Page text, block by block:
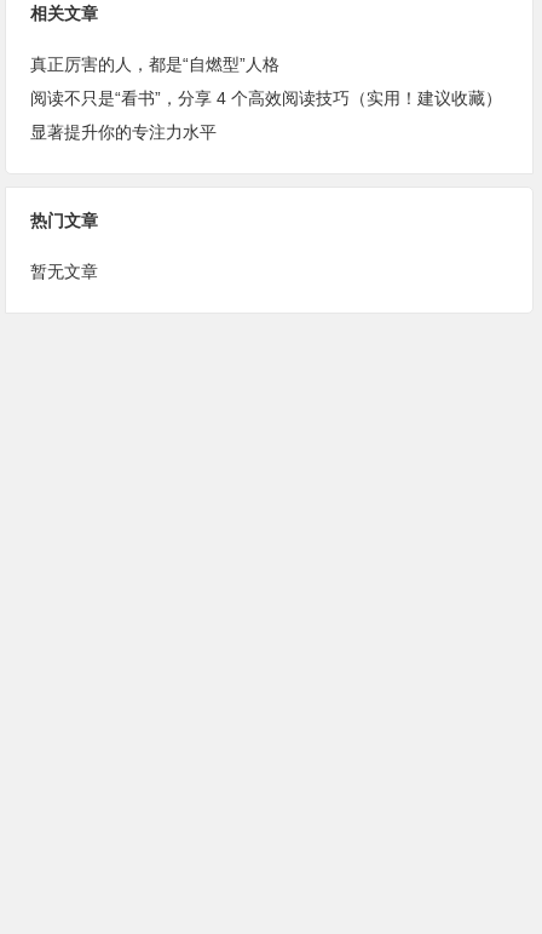
相关文章
真正厉害的人，都是“自燃型”人格
阅读不只是“看书”，分享 4 个高效阅读技巧（实用！建议收藏）
显著提升你的专注力水平
热门文章
暂无文章